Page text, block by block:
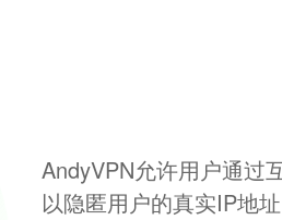
AndyVPN允许用户通过
以隐匿用户的真实IP地